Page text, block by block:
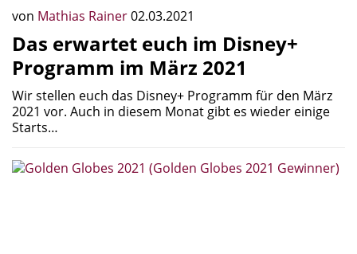
von Mathias Rainer02.03.2021
Das erwartet euch im Disney+
Programm im März 2021
Wir stellen euch das Disney+ Programm für den März
2021 vor. Auch in diesem Monat gibt es wieder einige
Starts…